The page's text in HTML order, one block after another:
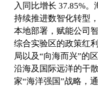
入同比增长 37.85%
持续推进数智化转型
本地部署，赋能公司
综合实验区的政策红
局以及“向海而兴”的
沿海及国际远洋的干
家“海洋强国”战略，